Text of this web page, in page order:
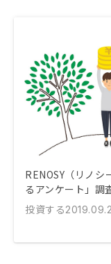
RENOSY（リノシ
るアンケート」調
投資する